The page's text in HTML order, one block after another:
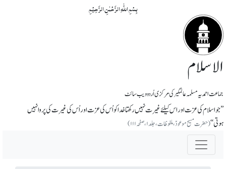
بِسۡمِ اللّٰہِ الرَّحۡمٰنِ الرَّحِیۡمِ
الاسلام
جماعت احمدیہ مسلمہ عالمگیر کی مرکزی اُردو ویب سائٹ
’’جو اسلام کی عزت اور اس کیلئے غیرت نہیں رکھتا خدا کو اُس کی عزت اور اُس کی غیرت کی پروا نہیں
ہوتی‘‘(حضرت مسیح موعودؑ، ملفوظات، جلد ۱، صفحہ ۱۱۱)